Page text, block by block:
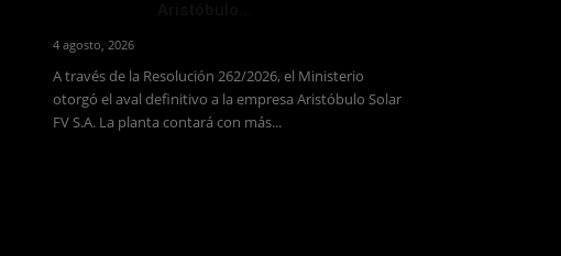
4 agosto, 2026
A través de la Resolución 262/2026, el Ministerio
otorgó el aval definitivo a la empresa Aristóbulo Solar
FV S.A. La planta contará con más...